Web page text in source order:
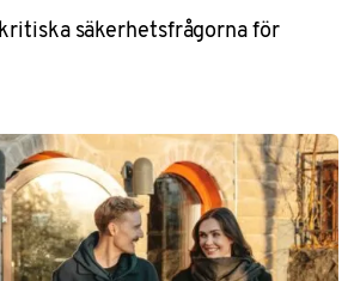
säkerhetsfrågorna för